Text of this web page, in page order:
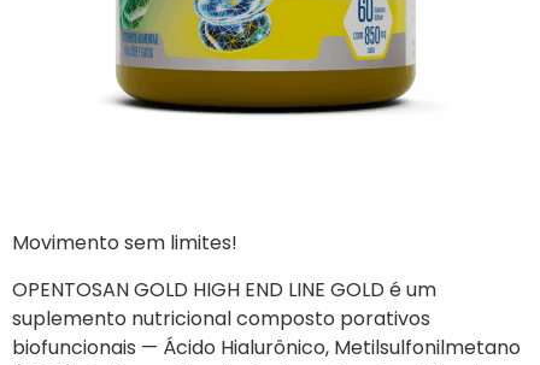
Movimento sem limites!
OPENTOSAN GOLD HIGH END LINE GOLD é um
suplemento nutricional composto porativos
biofuncionais — Ácido Hialurônico, Metilsulfonilmetano